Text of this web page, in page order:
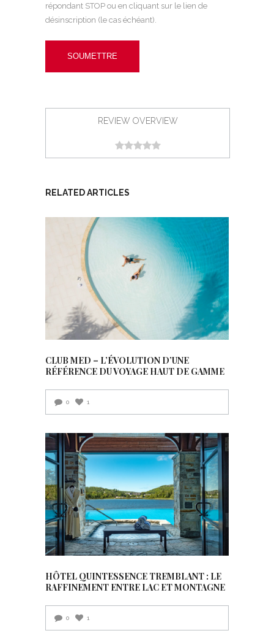
répondant STOP ou en cliquant sur le lien de
désinscription (le cas échéant).
REVIEW OVERVIEW
RELATED ARTICLES
CLUB MED – L’ÉVOLUTION D’UNE
RÉFÉRENCE DU VOYAGE HAUT DE GAMME
0 1
HÔTEL QUINTESSENCE TREMBLANT : LE
RAFFINEMENT ENTRE LAC ET MONTAGNE
0 1